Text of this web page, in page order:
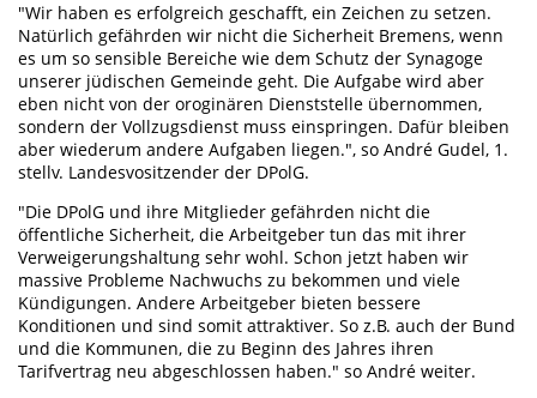
"Wir haben es erfolgreich geschafft, ein Zeichen zu setzen.
Natürlich gefährden wir nicht die Sicherheit Bremens, wenn
es um so sensible Bereiche wie dem Schutz der Synagoge
unserer jüdischen Gemeinde geht. Die Aufgabe wird aber
eben nicht von der oroginären Dienststelle übernommen,
sondern der Vollzugsdienst muss einspringen. Dafür bleiben
aber wiederum andere Aufgaben liegen.", so André Gudel, 1.
stellv. Landesvositzender der DPolG.
"Die DPolG und ihre Mitglieder gefährden nicht die
öffentliche Sicherheit, die Arbeitgeber tun das mit ihrer
Verweigerungshaltung sehr wohl. Schon jetzt haben wir
massive Probleme Nachwuchs zu bekommen und viele
Kündigungen. Andere Arbeitgeber bieten bessere
Konditionen und sind somit attraktiver. So z.B. auch der Bund
und die Kommunen, die zu Beginn des Jahres ihren
Tarifvertrag neu abgeschlossen haben." so André weiter.